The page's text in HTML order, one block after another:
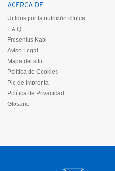
ACERCA DE
Unidos por la nutrición clínica
F.A.Q
Fresenius Kabi
Aviso Legal
Mapa del sitio
Política de Cookies
Pie de imprenta
Política de Privacidad
Glosario